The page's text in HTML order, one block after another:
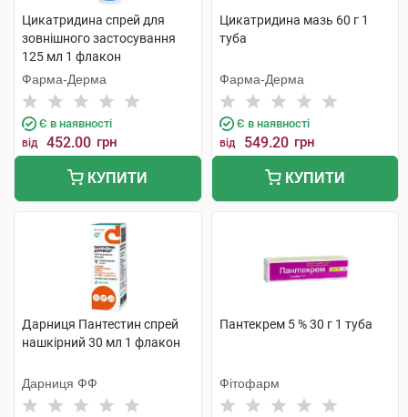
Цикатридина спрей для
зовнішного застосування
125 мл 1 флакон
Фарма-Дерма
Є в наявності
від 452.00 грн
КУПИТИ
Цикатридина мазь 60 г 1
туба
Фарма-Дерма
Є в наявності
від 549.20 грн
КУПИТИ
Дарниця Пантестин спрей
нашкірний 30 мл 1 флакон
Дарниця ФФ
Пантекрем 5 % 30 г 1 туба
Фітофарм